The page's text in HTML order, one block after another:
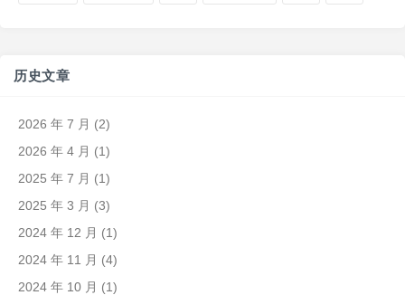
历史文章
2026 年 7 月 (2)
2026 年 4 月 (1)
2025 年 7 月 (1)
2025 年 3 月 (3)
2024 年 12 月 (1)
2024 年 11 月 (4)
2024 年 10 月 (1)